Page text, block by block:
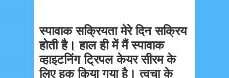
स्पावाक सक्रियता मेरे दिन सक्रिय
होती है। हाल ही में मैं स्पावाक
व्हाइटनिंग ट्रिपल केयर सीरम के
लिए हुक किया गया है। त्वचा के